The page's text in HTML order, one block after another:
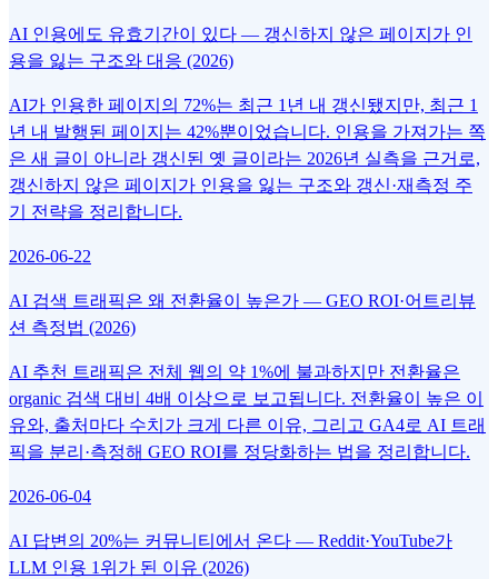
AI 인용에도 유효기간이 있다 — 갱신하지 않은 페이지가 인
용을 잃는 구조와 대응 (2026)
AI가 인용한 페이지의 72%는 최근 1년 내 갱신됐지만, 최근 1
년 내 발행된 페이지는 42%뿐이었습니다. 인용을 가져가는 쪽
은 새 글이 아니라 갱신된 옛 글이라는 2026년 실측을 근거로,
갱신하지 않은 페이지가 인용을 잃는 구조와 갱신·재측정 주
기 전략을 정리합니다.
2026-06-22
AI 검색 트래픽은 왜 전환율이 높은가 — GEO ROI·어트리뷰
션 측정법 (2026)
AI 추천 트래픽은 전체 웹의 약 1%에 불과하지만 전환율은
organic 검색 대비 4배 이상으로 보고됩니다. 전환율이 높은 이
유와, 출처마다 수치가 크게 다른 이유, 그리고 GA4로 AI 트래
픽을 분리·측정해 GEO ROI를 정당화하는 법을 정리합니다.
2026-06-04
AI 답변의 20%는 커뮤니티에서 온다 — Reddit·YouTube가
LLM 인용 1위가 된 이유 (2026)